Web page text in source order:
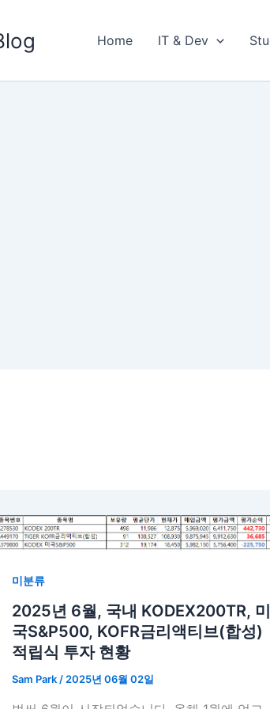
Home IT & Dev
미분류
2025년 6월, 국내 KODEX200TR, 미
국S&P500, KOFR금리액티브(합성)
적립식 투자 현황
Sam Park / 2025년 06월 02일